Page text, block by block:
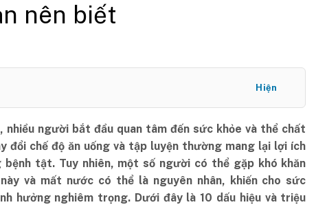
nên biết
Hiện
nhiều người bắt đầu quan tâm đến sức khỏe và thể chất
đổi chế độ ăn uống và tập luyện thường mang lại lợi ích
bệnh tật. Tuy nhiên, một số người có thể gặp khó khăn
và mất nước có thể là nguyên nhân, khiến cho sức
hưởng nghiêm trọng. Dưới đây là 10 dấu hiệu và triệu